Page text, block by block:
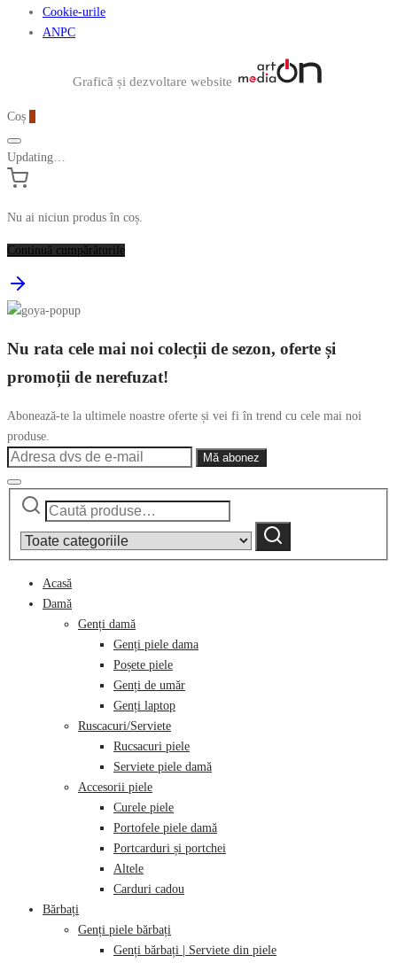
Cookie-urile
ANPC
Graficã și dezvoltare website
Coș
Updating…
Nu ai niciun produs în coș.
Continuă cumpărăturile
Nu rata cele mai noi colecții de sezon, oferte și
promoții de nerefuzat!
Abonează-te la ultimele noastre oferte și vei fi în trend cu cele mai noi
produse.
Caută
category:
Caută
Acasă
Damă
Genți damă
Genți piele dama
Poșete piele
Genți de umăr
Genți laptop
Ruscacuri/Serviete
Rucsacuri piele
Serviete piele damă
Accesorii piele
Curele piele
Portofele piele damă
Portcarduri și portchei
Altele
Carduri cadou
Bărbați
Genți piele bărbați
Genți bărbați | Serviete din piele